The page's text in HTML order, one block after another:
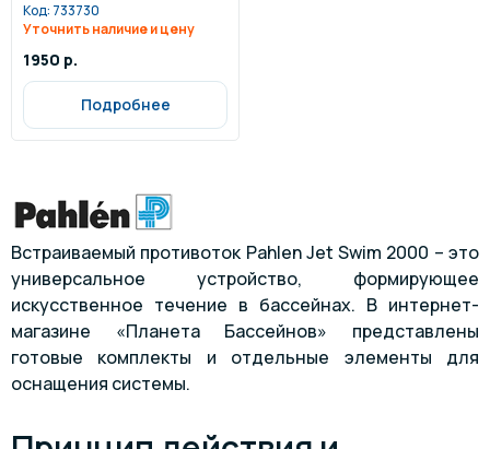
Код: 733730
Уточнить наличие и цену
1950 р.
Подробнее
Встраиваемый противоток Pahlen Jet Swim 2000 – это
универсальное устройство, формирующее
искусственное течение в бассейнах. В интернет-
магазине «Планета Бассейнов» представлены
готовые комплекты и отдельные элементы для
оснащения системы.